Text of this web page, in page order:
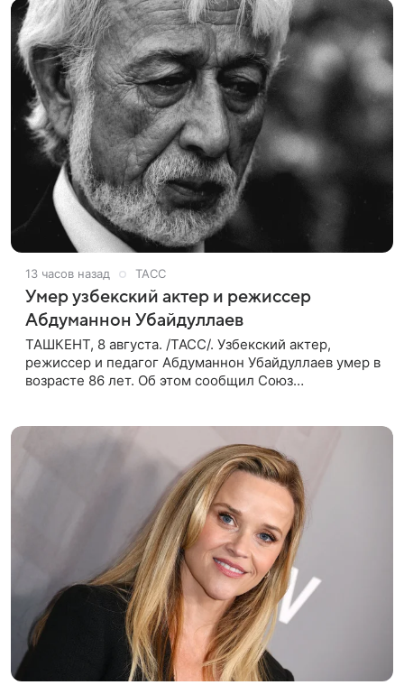
13 часов назад ТАСС
Умер узбекский актер и режиссер
Абдуманнон Убайдуллаев
ТАШКЕНТ, 8 августа. /ТАСС/. Узбекский актер,
режиссер и педагог Абдуманнон Убайдуллаев умер в
возрасте 86 лет. Об этом сообщил Союз